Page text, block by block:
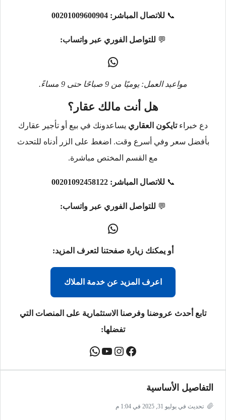
📞 للاتصال المباشر: 00201009600904
💬 للتواصل الفوري عبر واتساب:
مواعيد العمل: يوميًا من 9 صباحًا حتى 9 مساءً.
هل أنت مالك عقار؟
دع خبراءتايكون العقاري يساعدونك في بيع أو تأجير عقارك
بأفضل سعر وفي أسرع وقت. اضغط على الزر أدناه للتحدث
مع القسم المختص مباشرة.
📞 للاتصال المباشر: 00201092458122
💬 للتواصل الفوري عبر واتساب:
أو يمكنك زيارة صفحتنا لتعرف المزيد:
اعرف المزيد عن خدمة الملاك
تابع أحدث عروضنا وفرصنا الاستثمارية على المنصات التي
تفضلها:
التفاصيل الأساسية
تحديث في يوليو 31, 2025 في 1:04 م